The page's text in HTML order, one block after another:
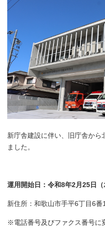
新庁舎建設に伴い、旧庁舎から
ました。
運用開始日：令和8年2月25日（
新住所：和歌山市手平6丁目6番
※電話番号及びファクス番号に